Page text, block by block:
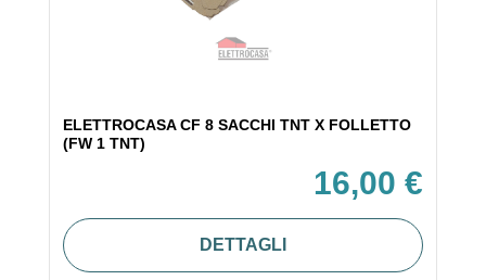
ELETTROCASA CF 8 SACCHI TNT X FOLLETTO
(FW 1 TNT)
16,00 €
DETTAGLI